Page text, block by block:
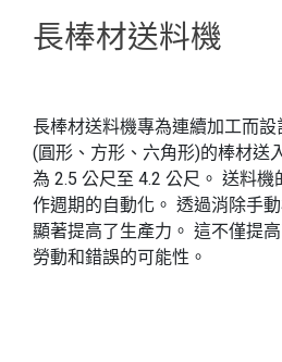
長棒材送料機
長棒材送料機專為連續加工而
(圓形、方形、六角形)的棒材送
為 2.5 公尺至 4.2 公尺。 送料
作週期的自動化。 透過消除手
顯著提高了生產力。 這不僅提
勞動和錯誤的可能性。